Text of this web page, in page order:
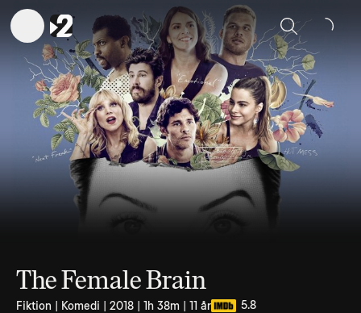
Sök
The Female Brain
Fiktion | Komedi | 2018 | 1h 38m | 11 år 5.8